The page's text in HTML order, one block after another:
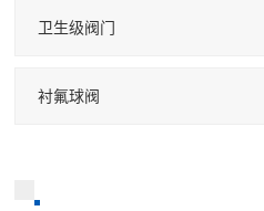
卫生级阀门
衬氟球阀